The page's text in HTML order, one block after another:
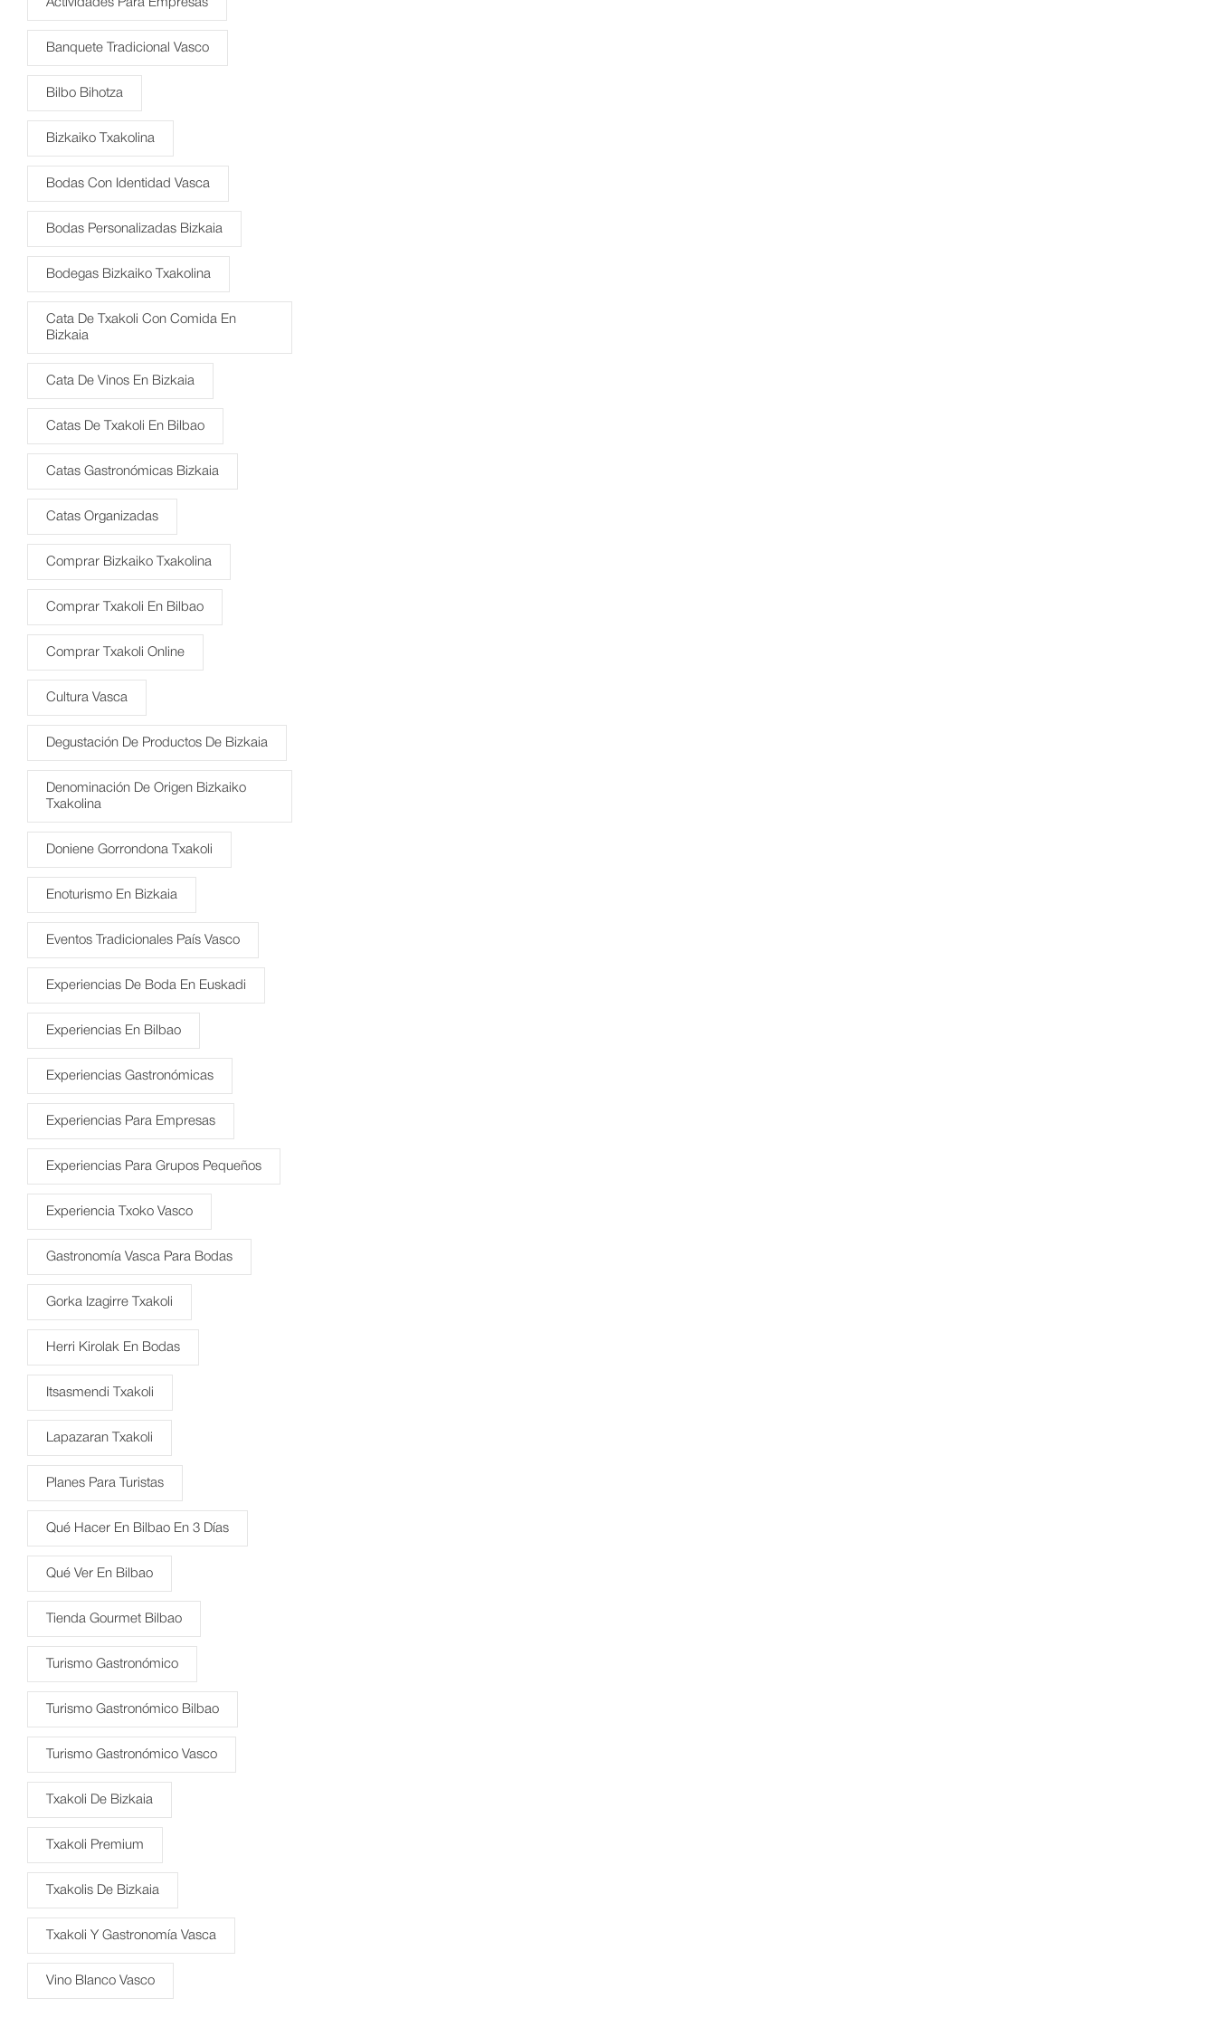
Actividades Para Empresas
Banquete Tradicional Vasco
Bilbo Bihotza
Bizkaiko Txakolina
Bodas Con Identidad Vasca
Bodas Personalizadas Bizkaia
Bodegas Bizkaiko Txakolina
Cata De Txakoli Con Comida En
Bizkaia
Cata De Vinos En Bizkaia
Catas De Txakoli En Bilbao
Catas Gastronómicas Bizkaia
Catas Organizadas
Comprar Bizkaiko Txakolina
Comprar Txakoli En Bilbao
Comprar Txakoli Online
Cultura Vasca
Degustación De Productos De Bizkaia
Denominación De Origen Bizkaiko
Txakolina
Doniene Gorrondona Txakoli
Enoturismo En Bizkaia
Eventos Tradicionales País Vasco
Experiencias De Boda En Euskadi
Experiencias En Bilbao
Experiencias Gastronómicas
Experiencias Para Empresas
Experiencias Para Grupos Pequeños
Experiencia Txoko Vasco
Gastronomía Vasca Para Bodas
Gorka Izagirre Txakoli
Herri Kirolak En Bodas
Itsasmendi Txakoli
Lapazaran Txakoli
Planes Para Turistas
Qué Hacer En Bilbao En 3 Días
Qué Ver En Bilbao
Tienda Gourmet Bilbao
Turismo Gastronómico
Turismo Gastronómico Bilbao
Turismo Gastronómico Vasco
Txakoli De Bizkaia
Txakoli Premium
Txakolis De Bizkaia
Txakoli Y Gastronomía Vasca
Vino Blanco Vasco